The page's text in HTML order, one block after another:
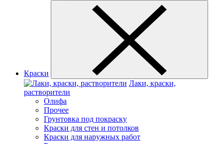
Краски
Лаки, краски,
растворители
Олифа
Прочее
Грунтовка под покраску
Краски для стен и потолков
Краски для наружных работ